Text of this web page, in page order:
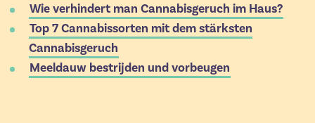
Wie verhindert man Cannabisgeruch im Haus?
Top 7 Cannabissorten mit dem stärksten
Cannabisgeruch
Meeldauw bestrijden und vorbeugen